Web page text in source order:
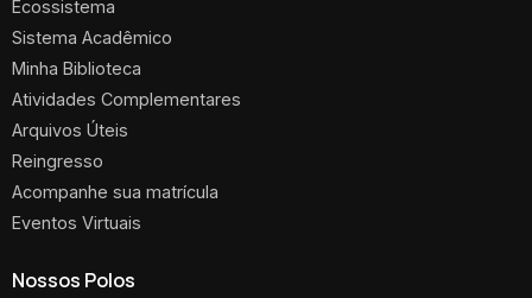
Ecossistema
Sistema Acadêmico
Minha Biblioteca
Atividades Complementares
Arquivos Úteis
Reingresso
Acompanhe sua matrícula
Eventos Virtuais
Nossos Polos